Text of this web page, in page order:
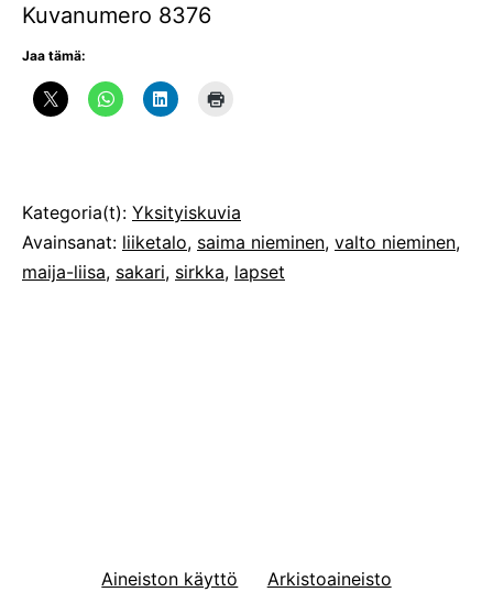
Kuvanumero 8376
Jaa tämä:
Julkaistu
Kategoria(t): Yksityiskuvia
Avainsanat: liiketalo, saima nieminen, valto nieminen,
maija-liisa, sakari, sirkka, lapset
Aineiston käyttö Arkistoaineisto